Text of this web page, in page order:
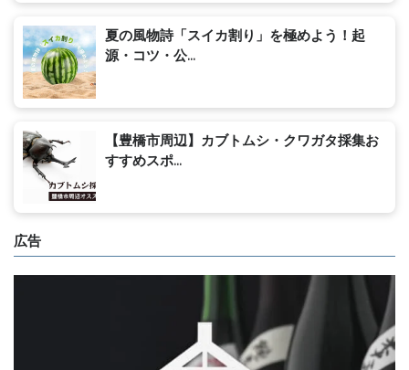
夏の風物詩「スイカ割り」を極めよう！起
源・コツ・公...
【豊橋市周辺】カブトムシ・クワガタ採集お
すすめスポ...
広告